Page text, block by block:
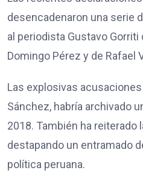
desencadenaron una serie
al periodista Gustavo
Domingo Pérez y de Rafael
Las explosivas
Sánchez, habría archivado
2018. También ha reiterado
destapando un entramado
política peruana.